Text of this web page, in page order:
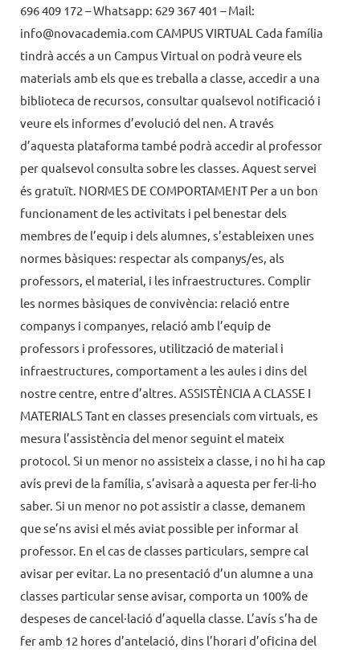
696 409 172 – Whatsapp: 629 367 401 – Mail:
info@novacademia.com CAMPUS VIRTUAL Cada família
tindrà accés a un Campus Virtual on podrà veure els
materials amb els que es treballa a classe, accedir a una
biblioteca de recursos, consultar qualsevol notificació i
veure els informes d’evolució del nen. A través
d’aquesta plataforma també podrà accedir al professor
per qualsevol consulta sobre les classes. Aquest servei
és gratuït. NORMES DE COMPORTAMENT Per a un bon
funcionament de les activitats i pel benestar dels
membres de l’equip i dels alumnes, s’estableixen unes
normes bàsiques: respectar als companys/es, als
professors, el material, i les infraestructures. Complir
les normes bàsiques de convivència: relació entre
companys i companyes, relació amb l’equip de
professors i professores, utilització de material i
infraestructures, comportament a les aules i dins del
nostre centre, entre d’altres. ASSISTÈNCIA A CLASSE I
MATERIALS Tant en classes presencials com virtuals, es
mesura l’assistència del menor seguint el mateix
protocol. Si un menor no assisteix a classe, i no hi ha cap
avís previ de la família, s’avisarà a aquesta per fer-li-ho
saber. Si un menor no pot assistir a classe, demanem
que se’ns avisi el més aviat possible per informar al
professor. En el cas de classes particulars, sempre cal
avisar per evitar. La no presentació d’un alumne a una
classes particular sense avisar, comporta un 100% de
despeses de cancel·lació d’aquella classe. L’avís s’ha de
fer amb 12 hores d’antelació, dins l’horari d’oficina del